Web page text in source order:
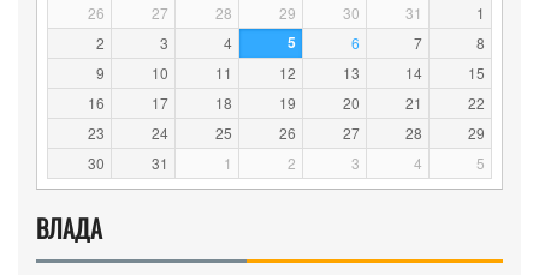
26 27 28 29 30 31
1
2
3 4 5 6 7
8
9
10 11 12 13 14
15
16
17 18 19 20 21
22
23
24 25 26 27 28
29
30
31 1 2 3 4 5
ВЛАДА